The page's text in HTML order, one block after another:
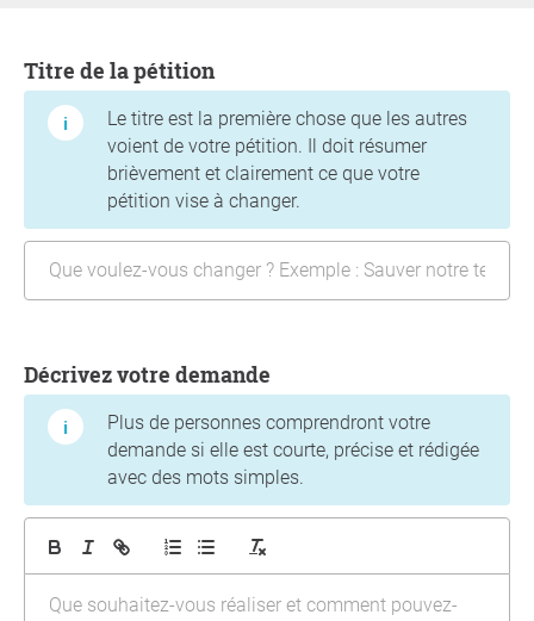
Titre de la pétition
Le titre est la première chose que les autres
voient de votre pétition. Il doit résumer
brièvement et clairement ce que votre
pétition vise à changer.
Décrivez votre demande
Plus de personnes comprendront votre
demande si elle est courte, précise et rédigée
avec des mots simples.